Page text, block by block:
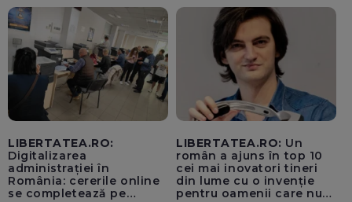
pentru instaurarea
„cenzurii” pe platforma X
LIBERTATEA.RO:
Digitalizarea
administrației în
România: cererile online
se completează pe
LIBERTATEA.RO: Un
român a ajuns în top 10
cei mai inovatori tineri
din lume cu o invenție
pentru oamenii care nu